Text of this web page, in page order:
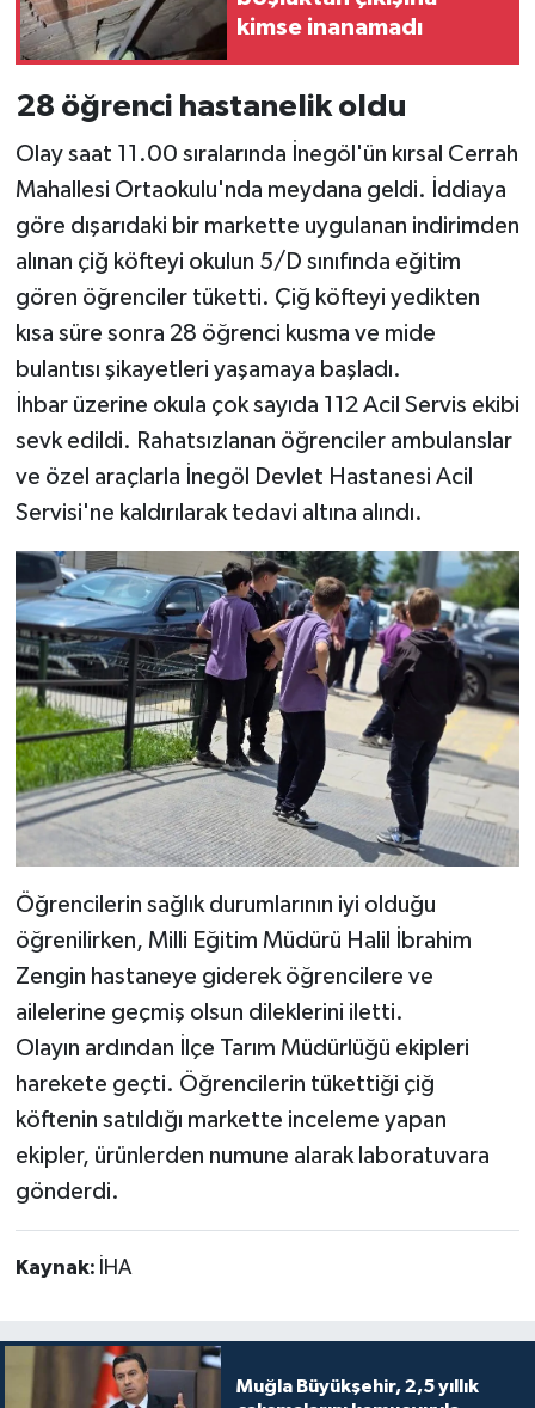
kimse inanamadı
28 öğrenci hastanelik oldu
Olay saat 11.00 sıralarında İnegöl'ün kırsal Cerrah
Mahallesi Ortaokulu'nda meydana geldi. İddiaya
göre dışarıdaki bir markette uygulanan indirimden
alınan çiğ köfteyi okulun 5/D sınıfında eğitim
gören öğrenciler tüketti. Çiğ köfteyi yedikten
kısa süre sonra 28 öğrenci kusma ve mide
bulantısı şikayetleri yaşamaya başladı.
İhbar üzerine okula çok sayıda 112 Acil Servis ekibi
sevk edildi. Rahatsızlanan öğrenciler ambulanslar
ve özel araçlarla İnegöl Devlet Hastanesi Acil
Servisi'ne kaldırılarak tedavi altına alındı.
Öğrencilerin sağlık durumlarının iyi olduğu
öğrenilirken, Milli Eğitim Müdürü Halil İbrahim
Zengin hastaneye giderek öğrencilere ve
ailelerine geçmiş olsun dileklerini iletti.
Olayın ardından İlçe Tarım Müdürlüğü ekipleri
harekete geçti. Öğrencilerin tükettiği çiğ
köftenin satıldığı markette inceleme yapan
ekipler, ürünlerden numune alarak laboratuvara
gönderdi.
Kaynak: İHA
Muğla Büyükşehir, 2,5 yıllık